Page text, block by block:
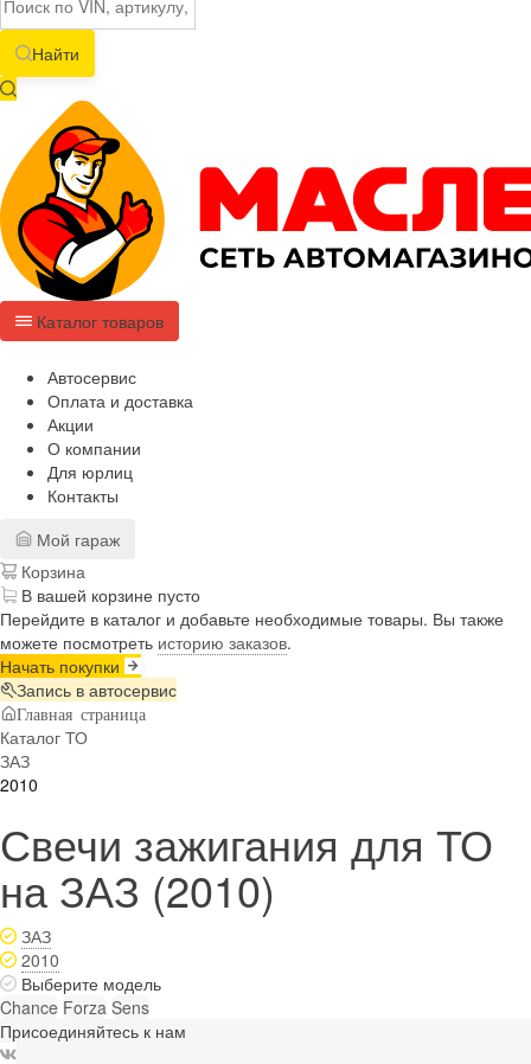
Найти
Каталог товаров
Автосервис
Оплата и доставка
Акции
О компании
Для юрлиц
Контакты
Мой гараж
Корзина
В вашей корзине пусто
Перейдите в каталог и добавьте необходимые товары. Вы также
можете посмотреть историю заказов.
Начать покупки
Запись в автосервис
Главная страница
Каталог ТО
ЗАЗ
2010
Свечи зажигания для ТО
на ЗАЗ (2010)
ЗАЗ
2010
Выберите модель
Chance Forza Sens
Присоединяйтесь к нам